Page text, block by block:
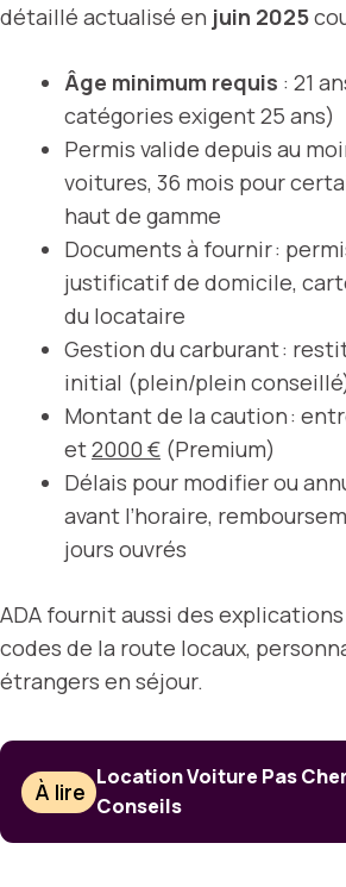
détaillé actualisé en juin 2025
Âge minimum requis : 21
catégories exigent 25 ans)
Permis valide depuis au
voitures, 36 mois pour
haut de gamme
Documents à fournir :
justificatif de domicile,
du locataire
Gestion du carburant :
initial (plein/plein
Montant de la caution :
et2000 € (Premium)
Délais pour modifier ou
avant l’horaire,
jours ouvrés
ADA fournit aussi des
codes de la route locaux,
étrangers en séjour.
À lire
Location Voiture Pas
Conseils